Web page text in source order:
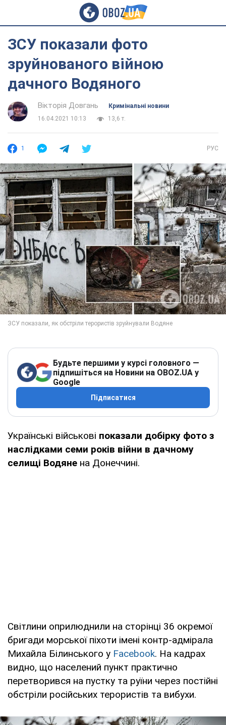
ЗСУ показали фото
зруйнованого війною
дачного Водяного
Вікторія Довгань
Кримінальні новини
16.04.2021 10:13
13,6 т.
1 РУС
Будьте першими у курсі головного —
підпишіться на Новини на OBOZ.UA у
Google
Підписатися
Українські військові показали добірку фото з
наслідками семи років війни в дачному
селищі Водяне на Донеччині.
Світлини оприлюднили на сторінці 36 окремої
бригади морської піхоти імені контр-адмірала
Михайла Білинського у Facebook. На кадрах
видно, що населений пункт практично
перетворився на пустку та руїни через постійні
обстріли російських терористів та вибухи.